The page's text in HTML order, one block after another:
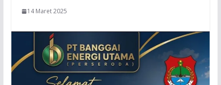
14 Maret 2025